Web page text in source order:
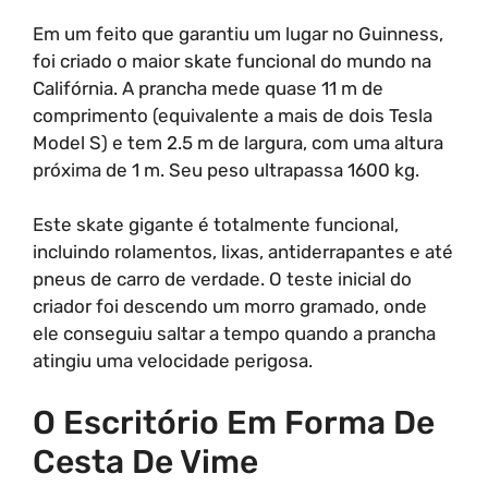
Em um feito que garantiu um lugar no Guinness,
foi criado o maior skate funcional do mundo na
Califórnia. A prancha mede quase 11 m de
comprimento (equivalente a mais de dois Tesla
Model S) e tem 2.5 m de largura, com uma altura
próxima de 1 m. Seu peso ultrapassa 1600 kg.
Este skate gigante é totalmente funcional,
incluindo rolamentos, lixas, antiderrapantes e até
pneus de carro de verdade. O teste inicial do
criador foi descendo um morro gramado, onde
ele conseguiu saltar a tempo quando a prancha
atingiu uma velocidade perigosa.
O Escritório Em Forma De
Cesta De Vime